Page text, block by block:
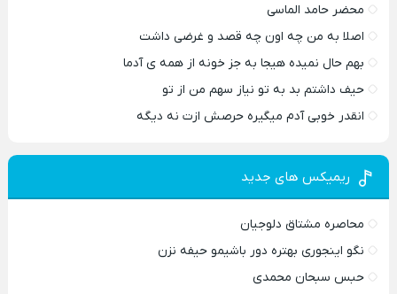
محضر حامد الماسی
اصلا به من چه اون چه قصد و غرضی داشت
بهم حال نمیده هیجا به جز خونه از همه ی آدما
حیف داشتم بد به تو نیاز سهم من از تو
انقدر خوبی آدم میگیره حرصش ازت نه دیگه
ریمیکس های جدید
محاصره مشتاق دلوجیان
نگو اینجوری بهتره دور باشیمو حیفه نزن
حبس سبحان محمدی